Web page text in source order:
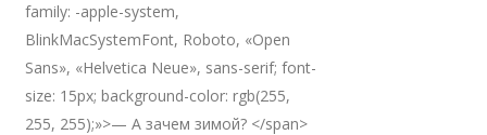
family: -apple-system,
BlinkMacSystemFont, Roboto, «Open
Sans», «Helvetica Neue», sans-serif; font-
size: 15px; background-color: rgb(255,
255, 255);»>— А зачем зимой? </span>